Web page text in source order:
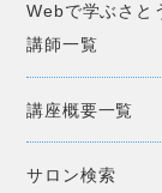
Webで学ぶさと
講師一覧
講座概要一覧
サロン検索